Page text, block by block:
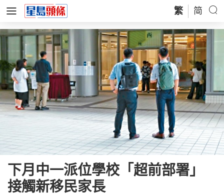
繁 简
下月中一派位學校「超前部署」
接觸新移民家長